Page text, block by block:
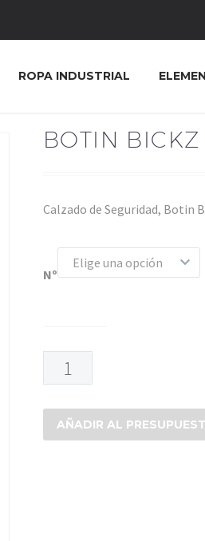
ROPA INDUSTRIAL
BOTIN BICKZ
Calzado de Seguridad, Botin
Nº
Elige una opción
BOTIN
BICKZ
cantidad
AÑADIR AL